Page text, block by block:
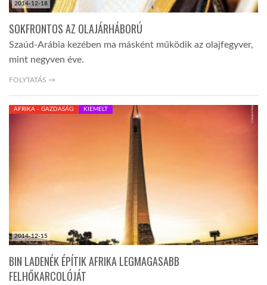
2014-12-18
SOKFRONTOS AZ OLAJÁRHÁBORÚ
Szaúd-Arábia kezében ma másként működik az olajfegyver,
mint negyven éve.
FOLYTATÁS →
2014-12-15
AFRIKA - GAZDASÁG KIEMELT
BIN LADENÉK ÉPÍTIK AFRIKA LEGMAGASABB
FELHŐKARCOLÓJÁT